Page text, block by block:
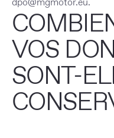
VOS
SONT-